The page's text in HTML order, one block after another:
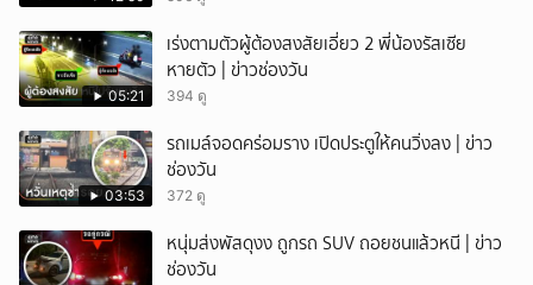
05:21
เร่งตามตัวผู้ต้องสงสัยเอี่ยว 2 พี่น้องรัสเซีย
หายตัว | ข่าวช่องวัน
394 ดู
03:53
รถเมล์จอดคร่อมราง เปิดประตูให้คนวิ่งลง | ข่าว
ช่องวัน
372 ดู
หนุ่มส่งพัสดุงง ถูกรถ SUV ถอยชนแล้วหนี | ข่าว
ช่องวัน